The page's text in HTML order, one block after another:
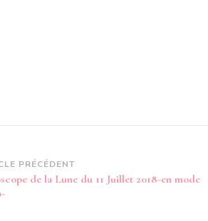
PRÉCÉDENT
de la Lune du 11 Juillet 2018-en mode